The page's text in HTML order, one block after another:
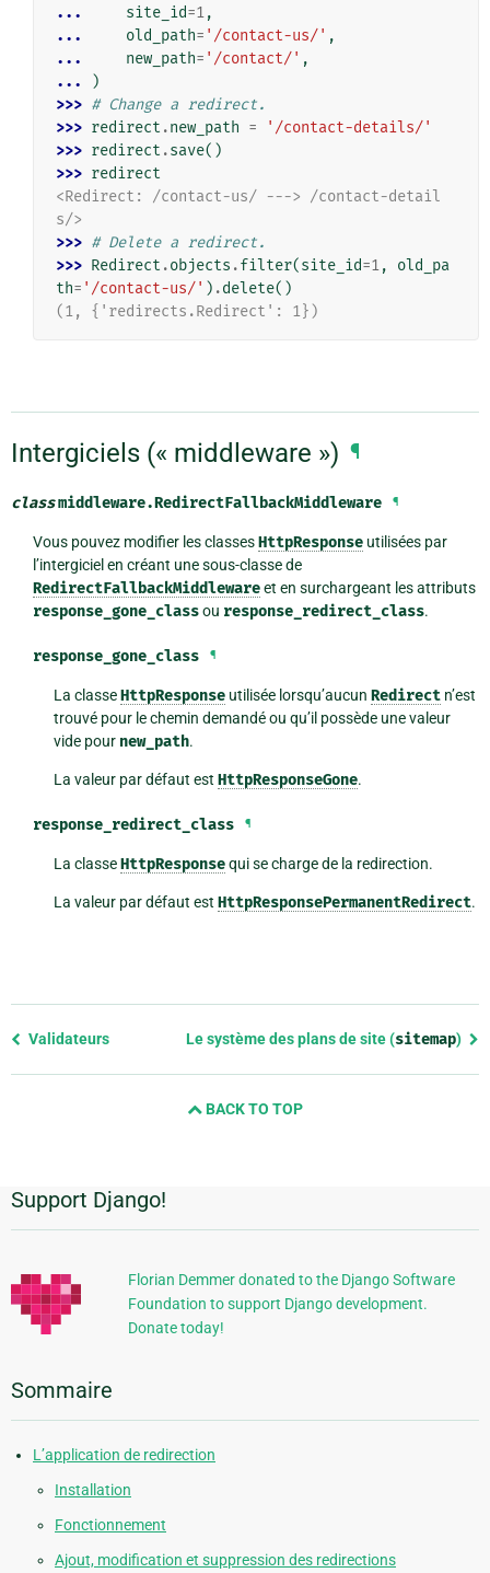
...
site_id=1,
...
old_path= '/contact-us/' ,
...
new_path= '/contact/' ,
...
)
>>> # Change a redirect.
>>> redirect .new_path =
'/contact-details/'
>>> redirect .save()
>>> redirect
<Redirect: /contact-us/ ---> /contact-detail
s/>
>>> # Delete a redirect.
>>> Redirect .objects .filter(site_id=1,
old_pa
th= '/contact-us/' ) .delete()
(1, {'redirects.Redirect': 1})
Intergiciels (« middleware ») ¶
classmiddleware.RedirectFallbackMiddleware ¶
Vous pouvez modifier les classesHttpResponseutilisées par
l’intergiciel en créant une sous-classe de
RedirectFallbackMiddlewareet en surchargeant les attributs
response_gone_classou response_redirect_class.
response_gone_class ¶
La classeHttpResponse utilisée lorsqu’aucunRedirect n’est
trouvé pour le chemin demandé ou qu’il possède une valeur
vide pour new_path.
La valeur par défaut estHttpResponseGone.
response_redirect_class ¶
La classeHttpResponsequi se charge de la redirection.
La valeur par défaut estHttpResponsePermanentRedirect.
Previous
Validateurs Le système des plans de site (sitemap)
BACK TO TOP
Informations
supplémentaires
Support Django!
Florian Demmer donated to the Django Software
Foundation to support Django development.
Donate today!
Sommaire
L’application de redirection
Installation
Fonctionnement
Ajout, modification et suppression des redirections